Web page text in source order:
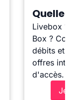
Quelle
Livebox ?
Box ?
débits et
offres
d'accès.
Je